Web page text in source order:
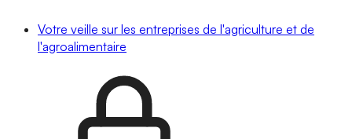
Votre veille sur les entreprises de l'agriculture et de
l'agroalimentaire